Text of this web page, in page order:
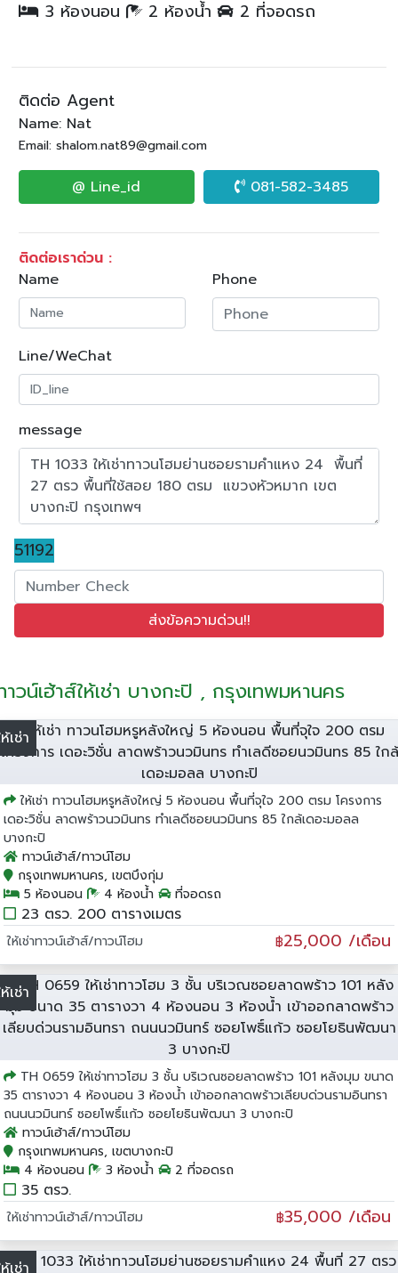
3 ห้องนอน 2 ห้องน้ำ 2 ที่จอดรถ
ติดต่อ Agent
Name: Nat
Email: shalom.nat89@gmail.com
@ Line_id 081-582-3485
ติดต่อเราด่วน :
Name
Phone
Line/WeChat
message
51192
าวน์เฮ้าส์ให้เช่า บางกะปิ , กรุงเทพมหานคร
เช่า
ให้เช่า ทาวนโฮมหรูหลังใหญ่ 5 ห้องนอน พื้นที่จุใจ 200 ตรม โครงการ
เดอะวิชั่น ลาดพร้าวนวมินทร ทำเลดีซอยนวมินทร 85 ใกล้เดอะมอลล
บางกะปิ
ทาวน์เฮ้าส์/ทาวน์โฮม
กรุงเทพมหานคร, เขตบึงกุ่ม
5 ห้องนอน
4 ห้องน้ำ ที่จอดรถ
23 ตรว. 200 ตารางเมตร
ให้เช่าทาวน์เฮ้าส์/ทาวน์โฮม ฿25,000 /เดือน
เช่า
TH 0659 ให้เช่าทาวโฮม 3 ชั้น บริเวณซอยลาดพร้าว 101 หลังมุม ขนาด
35 ตารางวา 4 ห้องนอน 3 ห้องน้ำ เข้าออกลาดพร้าวเลียบด่วนรามอินทรา
ถนนนวมินทร์ ซอยโพธิ์แก้ว ซอยโยธินพัฒนา 3 บางกะปิ
ทาวน์เฮ้าส์/ทาวน์โฮม
กรุงเทพมหานคร, เขตบางกะปิ
4 ห้องนอน
3 ห้องน้ำ 2 ที่จอดรถ
35 ตรว.
ให้เช่าทาวน์เฮ้าส์/ทาวน์โฮม ฿35,000 /เดือน
เช่า